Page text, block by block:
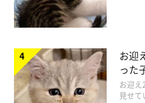
今日暑いもんね🐱
pic.twitter.com/
お迎
った
ドに
お迎え
見せ